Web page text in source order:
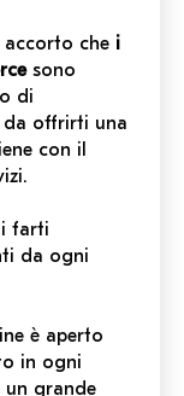
accorto che i
sono
di
da offrirti una
con il
farti
da ogni
è aperto
in ogni
un grande